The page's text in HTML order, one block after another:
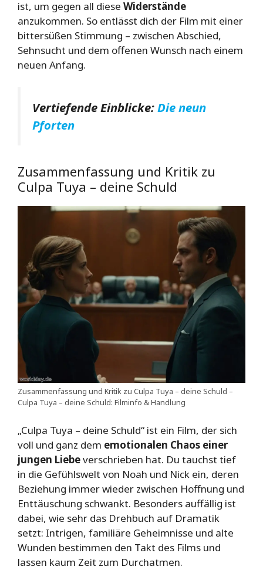
ist, um gegen all diese Widerstände
anzukommen. So entlässt dich der Film mit einer
bittersüßen Stimmung – zwischen Abschied,
Sehnsucht und dem offenen Wunsch nach einem
neuen Anfang.
Vertiefende Einblicke:Die neun
Pforten
Zusammenfassung und Kritik zu
Culpa Tuya – deine Schuld
Zusammenfassung und Kritik zu Culpa Tuya – deine Schuld –
Culpa Tuya – deine Schuld: Filminfo & Handlung
„Culpa Tuya – deine Schuld“ ist ein Film, der sich
voll und ganz dem emotionalen Chaos einer
jungen Liebeverschrieben hat. Du tauchst tief
in die Gefühlswelt von Noah und Nick ein, deren
Beziehung immer wieder zwischen Hoffnung und
Enttäuschung schwankt. Besonders auffällig ist
dabei, wie sehr das Drehbuch auf Dramatik
setzt: Intrigen, familiäre Geheimnisse und alte
Wunden bestimmen den Takt des Films und
lassen kaum Zeit zum Durchatmen.